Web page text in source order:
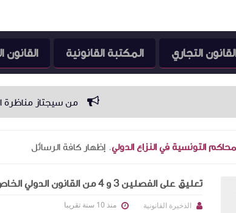
القانون التجاري المكتبة القانونية القانون
من سيجتاز مناظرة
التونسية في النزاع الدولي. إظهار كافة الرسائل
تعليق على الفصلين 3 و 4 من القانون الدولي الخاص
الذخيرة القانونية منذ 10 سنة تقريبا